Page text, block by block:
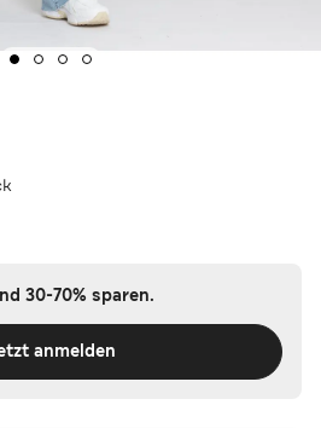
30-70% sparen.
anmelden